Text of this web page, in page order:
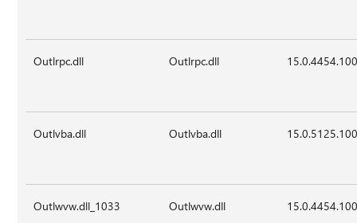
Outlrpc.dll Outlrpc.dll
Outlvba.dll Outlvba.dll
Outlwvw.dll_1033 Outlwvw.dll